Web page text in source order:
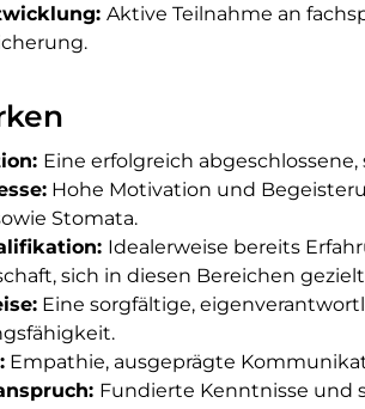
Aktive Teilnahme an
Eine erfolgreich
Hohe Motivation und
Stomata.
Idealerweise bereits
sich in diesen Bereichen
Eine sorgfältige,
Empathie, ausgeprägte
Fundierte Kenntnisse und